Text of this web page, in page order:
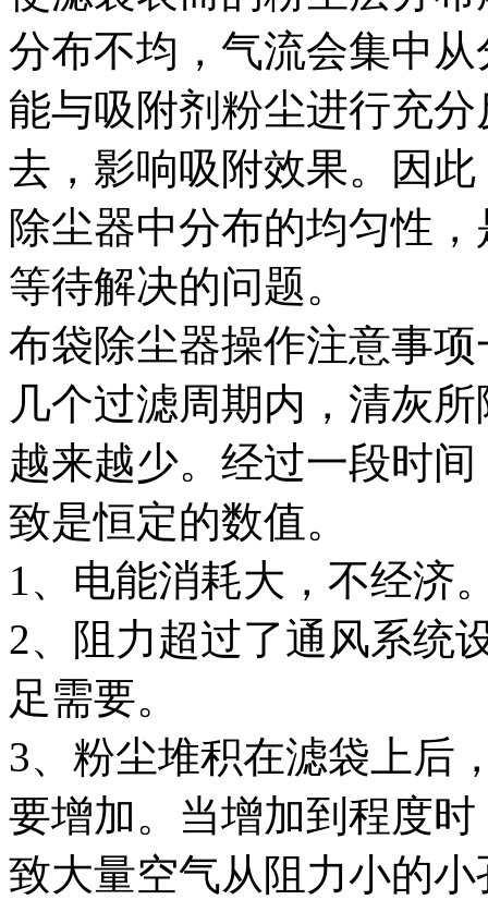
分布不均，气流会集中
能与吸附剂粉尘进行充
去，影响吸附效果。因
除尘器中分布的均匀性
等待解决的问题。
布袋除尘器操作注意事
几个过滤周期内，清灰
越来越少。经过一段时
致是恒定的数值。
1、电能消耗大，不经济
2、阻力超过了通风系统
足需要。
3、粉尘堆积在滤袋上后
要增加。当增加到程度
致大量空气从阻力小的